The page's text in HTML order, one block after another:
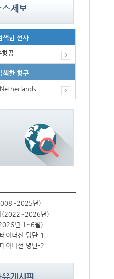
색한 선사
항공
색한 항구
년)
(2022~2026년)
년 1~6월)
이너선 명단-1
이너선 명단-2